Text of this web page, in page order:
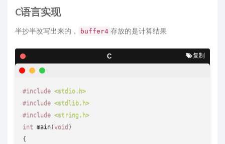
C语言实现
半抄半改写出来的， buffer4 存放的是计算结果
#include <stdio.h>
#include <stdlib.h>
#include <string.h>
int main( void )
{
C 复制